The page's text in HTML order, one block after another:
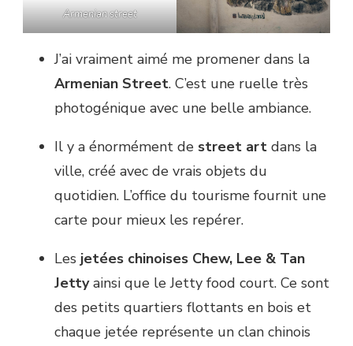
Armenian street
J’ai vraiment aimé me promener dans la
Armenian Street. C’est une ruelle très
photogénique avec une belle ambiance.
Il y a énormément de street art dans la
ville, créé avec de vrais objets du
quotidien. L’office du tourisme fournit une
carte pour mieux les repérer.
Les jetées chinoises Chew, Lee & Tan
Jettyainsi que le Jetty food court. Ce sont
des petits quartiers flottants en bois et
chaque jetée représente un clan chinois